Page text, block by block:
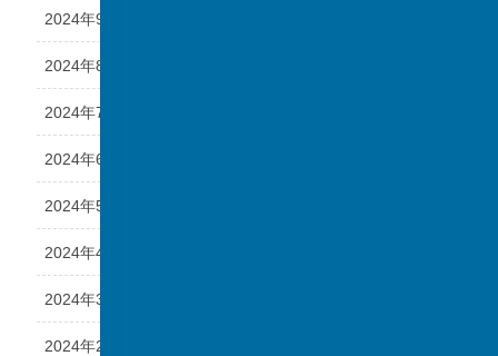
2024年9月
2024年8月
2024年7月
2024年6月
2024年5月
2024年4月
2024年3月
2024年2月